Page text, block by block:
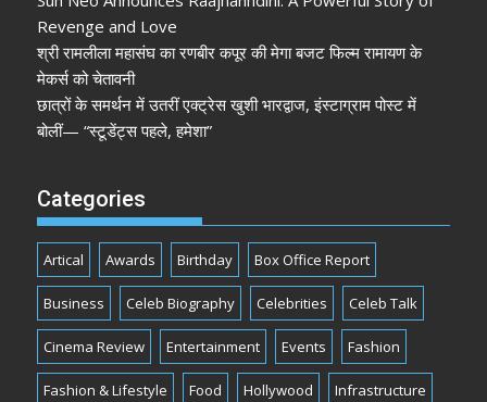
Revenge and Love
श्री रामलीला महासंघ का रणबीर कपूर की मेगा बजट फिल्म रामायण के
मेकर्स को चेतावनी
छात्रों के समर्थन में उतरीं एक्ट्रेस खुशी भारद्वाज, इंस्टाग्राम पोस्ट में
बोलीं— “स्टूडेंट्स पहले, हमेशा”
Categories
Artical Awards Birthday Box Office Report
Business Celeb Biography Celebrities Celeb Talk
Cinema Review Entertainment Events Fashion
Fashion & Lifestyle Food Hollywood Infrastructure